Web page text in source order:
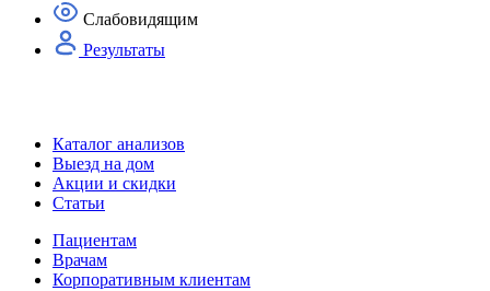
Слабовидящим
Результаты
Каталог анализов
Выезд на дом
Акции и скидки
Статьи
Пациентам
Врачам
Корпоративным клиентам